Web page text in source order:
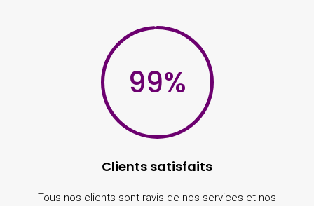
99%
Clients satisfaits
Tous nos clients sont ravis de nos services et nos